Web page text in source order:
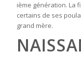
ième génération. La
certains de ses
grand mère.